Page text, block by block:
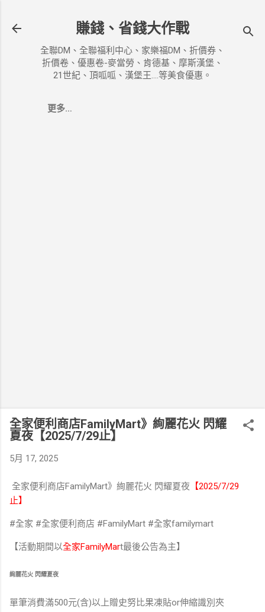
賺錢、省錢大作戰
全聯DM、全聯福利中心、家樂福DM、折價券、
折價卷、優惠卷-麥當勞、肯德基、摩斯漢堡、
21世紀、頂呱呱、漢堡王....等美食優惠。
更多…
全家便利商店FamilyMart》絢麗花火 閃耀
夏夜【2025/7/29止】
5月 17, 2025
全家便利商店FamilyMart》絢麗花火 閃耀夏夜 【2025/7/29
止】
#全家 #全家便利商店 #FamilyMart #全家familymart
【活動期間以全家FamilyMart最後公告為主】
絢麗花火 閃耀夏夜
單筆消費滿500元(含)以上贈史努比果凍貼or伸縮識別夾